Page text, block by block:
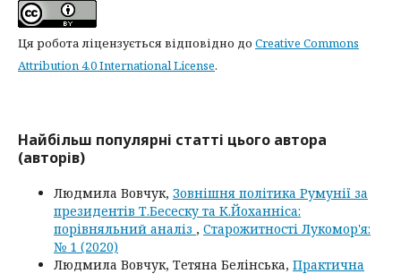
Ця робота ліцензується відповідно до Creative Commons
Attribution 4.0 International License.
Найбільш популярні статті цього автора
(авторів)
Людмила Вовчук, Зовнішня політика Румунії за
президентів Т.Бесеску та К.Йоханніса:
порівняльний аналіз , Старожитності Лукомор'я:
№ 1 (2020)
Людмила Вовчук, Тетяна Белінська, Практична